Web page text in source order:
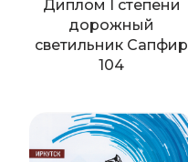
Диплом I степени
дорожный
светильник Сапфир
104